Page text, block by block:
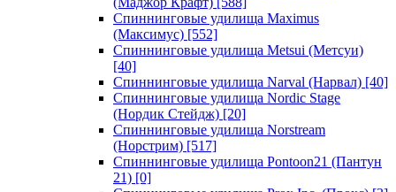
Спиннинговые удилища Maximus
(Максимус) [552]
Спиннинговые удилища Metsui (Метсуи)
[40]
Спиннинговые удилища Narval (Нарвал) [40]
Спиннинговые удилища Nordic Stage
(Нордик Стейдж) [20]
Спиннинговые удилища Norstream
(Норстрим) [517]
Спиннинговые удилища Pontoon21 (Пантун
21) [0]